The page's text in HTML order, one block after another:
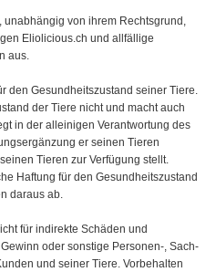
von ihrem Rechtsgrund,
Eliolicious.ch und allfällige
aus.
den Gesundheitszustand seiner Tiere.
der Tiere nicht und macht auch
in der alleinigen Verantwortung des
er seinen Tieren
Tieren zur Verfügung stellt.
Haftung für den Gesundheitszustand
daraus ab.
für indirekte Schäden und
oder sonstige Personen-, Sach-
und seiner Tiere. Vorbehalten